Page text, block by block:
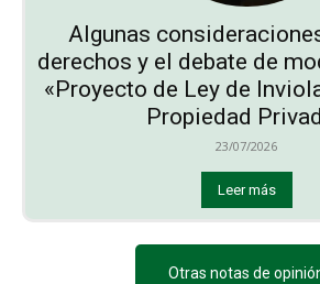
Algunas
derechos y el debate de
«Proyecto de Ley de
Propiedad
23/07/2026
Leer más
Otras notas de